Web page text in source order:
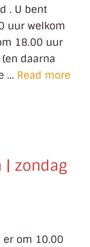
. U bent
uur welkom
18.00 uur
daarna
… Read more
| zondag
er om 10.00